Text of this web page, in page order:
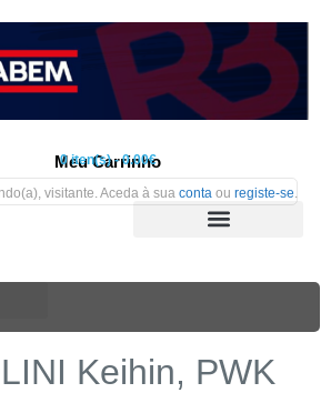
Meu Carrinho
0 iten(s) - 0.00€
visitante. Aceda à sua conta ou registe-se
Keihin, PWK